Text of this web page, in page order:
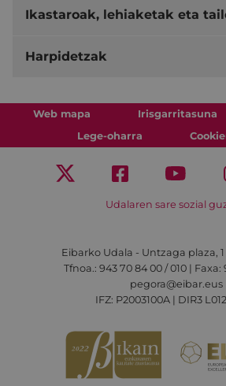
Ikastaroak, lehiaketak eta
Harpidetzak
Web mapa Irisgarritasuna
Lege-oharra
Udalaren sare sozial
Eibarko Udala - Untzaga plaza,
Tfnoa.: 943 70 84 00 / 010 | Faxa:
pegora@eibar.eus
IFZ: P2003100A | DIR3